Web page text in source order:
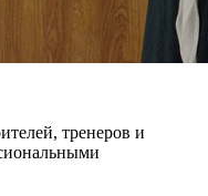
тренеров и